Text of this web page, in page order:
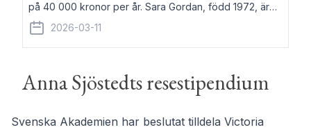
på 40 000 kronor per år. Sara Gordan, född 1972, är
författare och översättare. Hon debuterade 2006 med
det prosalyriska verket En
2026-03-11
Anna Sjöstedts resestipendium
Svenska Akademien har beslutat tilldela Victoria